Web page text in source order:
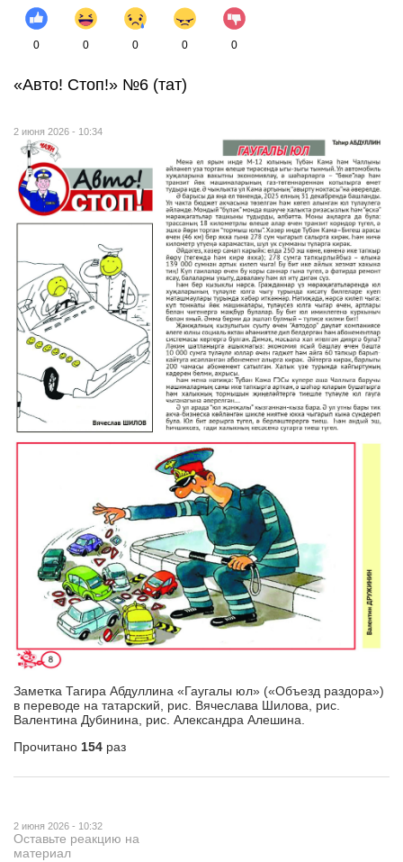
0 0 0 0 0
«Авто! Стоп!» №6 (тат)
2 июня 2026 - 10:34
Заметка Тагира Абдуллина «Гаугалы юл» («Объезд раздора»)
в переводе на татарский, рис. Вячеслава Шилова, рис.
Валентина Дубинина, рис. Александра Алешина.
Прочитано 154 раз
2 июня 2026 - 10:32
Оставьте реакцию на
материал